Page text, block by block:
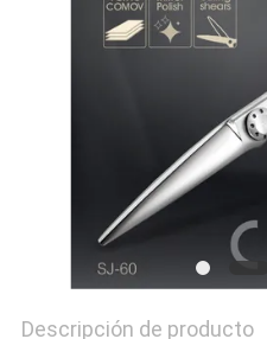
PRIVACIDAD
Descripción de producto